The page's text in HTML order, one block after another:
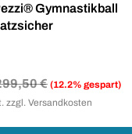
Gymnastikball
Preis:
€ (12.2% gespart)
zzgl. Versandkosten